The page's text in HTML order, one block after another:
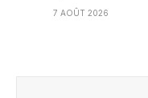
7 AOÛT 2026